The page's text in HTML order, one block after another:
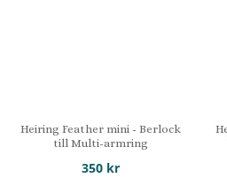
Heiring Feather mini - Berlock
till Multi-armring
350 kr